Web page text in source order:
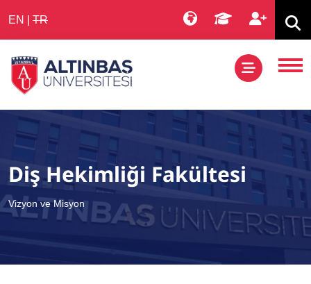
EN TR
Diş Hekimliği Fakültesi
Vizyon ve Misyon